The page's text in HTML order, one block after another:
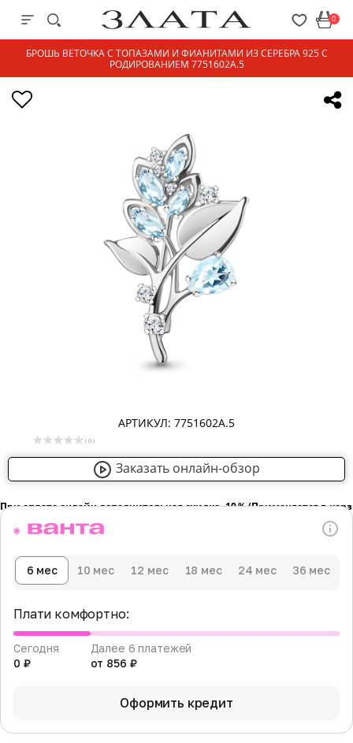
0
БРОШЬ ВЕТОЧКА С ТОПАЗАМИ И ФИАНИТАМИ ИЗ СЕРЕБРА 925 С
РОДИРОВАНИЕМ 7751602А.5
АРТИКУЛ: 7751602А.5
( 0 )
Заказать онлайн-обзор
При оплате онлайн дополнительная скидка -10％ (Применяется в
6 мес 10 мес 12 мес 18 мес 24 мес 36 мес
Плати комфортно:
Сегодня
0 ₽
Далее 6 платежей
от 856 ₽
Оформить кредит